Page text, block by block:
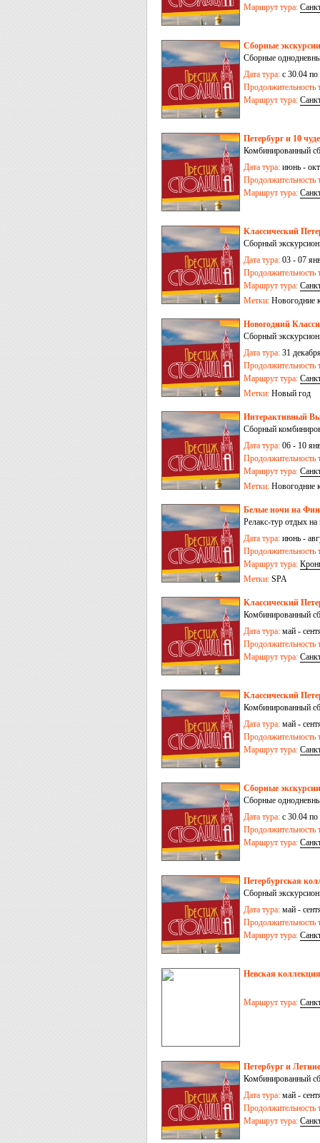
Маршрут тура:
Сборные
Сборные
Дата тура: с 30.04
Продолжительность
Маршрут тура:
Петербург и 10
Комбинированный
Дата тура: июнь -
Продолжительность
Маршрут тура:
Классический
Сборный
Дата тура: 03 - 07
Продолжительность
Маршрут тура:
Метки: Новогодние
Новогодний
Сборный
Дата тура: 31
Продолжительность
Маршрут тура:
Метки: Новый год
Интерактивный
Сборный
Дата тура: 06 - 10
Продолжительность
Маршрут тура:
Метки: Новогодние
Белые ночи на
Релакс-тур отдых
Дата тура: июнь -
Продолжительность
Маршрут тура:
Метки: SPA
Классический
Комбинированный
Дата тура: май -
Продолжительность
Маршрут тура:
Классический
Комбинированный
Дата тура: май -
Продолжительность
Маршрут тура:
Сборные
Сборные
Дата тура: с 30.04
Продолжительность
Маршрут тура:
Петербургская
Сборный
Дата тура: май -
Продолжительность
Маршрут тура:
Невская
Маршрут тура:
Петербург и
Комбинированный
Дата тура: май -
Продолжительность
Маршрут тура: